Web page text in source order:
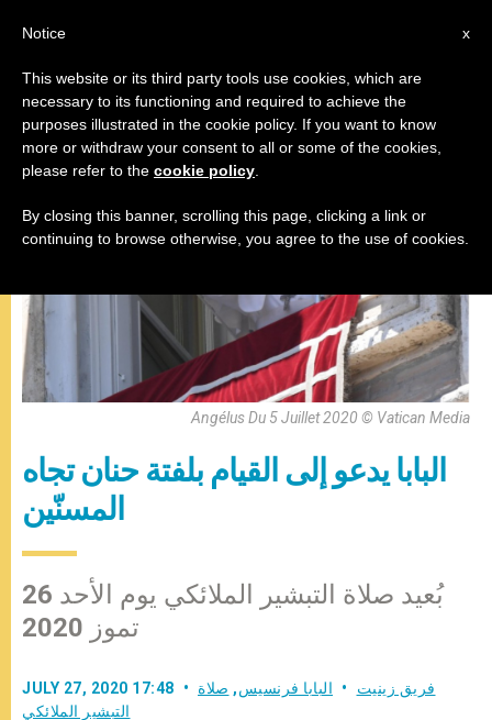
البابا فرنسيس ,صلاة التبشير الملائكي
Angélus Du 5 Juillet 2020 © Vatican Media
البابا يدعو إلى القيام بلفتة حنان تجاه
المسنّين
بُعيد صلاة التبشير الملائكي يوم الأحد 26
تموز 2020
JULY 27, 2020 17:48 فريق زينيت البابا فرنسيس, صلاة
التبشير الملائكي
x
Notice
This website or its third party tools use cookies, which are
necessary to its functioning and required to achieve the
purposes illustrated in the cookie policy. If you want to know
more or withdraw your consent to all or some of the cookies,
please refer to the cookie policy
By closing this banner, scrolling this page, clicking a link or
continuing to browse otherwise, you agree to the use of cookies.